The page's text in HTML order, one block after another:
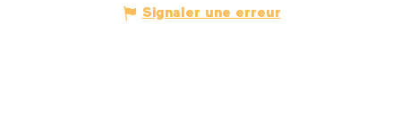
Signaler une erreur